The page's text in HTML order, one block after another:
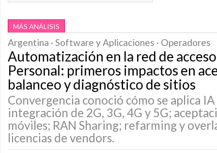
MÁS ANÁLISIS
Argentina · Software y Aplicaciones · Operadores
Automatización en la red de
Personal: primeros impactos en
balanceo y diagnóstico de sitios
Convergencia conoció cómo se aplica
integración de 2G, 3G, 4G y 5G;
móviles; RAN Sharing; refarming y
licencias de vendors.